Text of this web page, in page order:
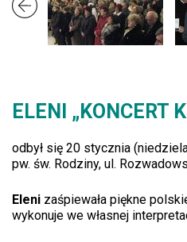
ELENI „KONCERT
odbył się 20 stycznia
pw. św. Rodziny, ul.
Eleni zaśpiewała piękne
wykonuje we własnej